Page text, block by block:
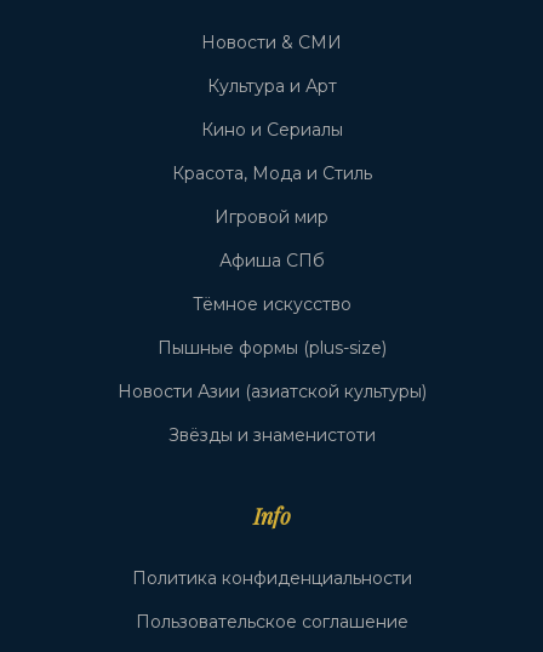
Новости & СМИ
Культура и Арт
Кино и Сериалы
Красота, Мода и Стиль
Игровой мир
Афиша СПб
Тёмное искусство
Пышные формы (plus-size)
Новости Азии (азиатской культуры)
Звёзды и знаменистоти
Info
Политика конфиденциальности
Пользовательское соглашение